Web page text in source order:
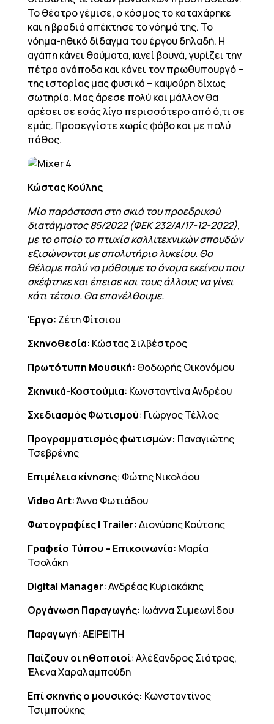
Το θέατρο γέμισε, ο κόσμος το καταχάρηκε
και η βραδιά απέκτησε το νόημά της. Το
νόημα-ηθικό δίδαγμα του έργου δηλαδή. Η
αγάπη κάνει θαύματα, κινεί βουνά, γυρίζει την
πέτρα ανάποδα και κάνει τον πρωθυπουργό –
της ιστορίας μας φυσικά – καψούρη δίχως
σωτηρία. Μας άρεσε πολύ και μάλλον θα
αρέσει σε εσάς λίγο περισσότερο από ό,τι σε
εμάς. Προσεγγίστε χωρίς φόβο και με πολύ
πάθος.
Κώστας Κούλης
Μία παράσταση στη σκιά του προεδρικού
διατάγματος 85/2022 (ΦΕΚ 232/Α/17-12-2022),
με το οποίο τα πτυχία καλλιτεχνικών σπουδών
εξισώνονται με απολυτήριο λυκείου. Θα
θέλαμε πολύ να μάθουμε το όνομα εκείνου που
σκέφτηκε και έπεισε και τους άλλους να γίνει
κάτι τέτοιο. Θα επανέλθουμε.
Έργο: Ζέτη Φίτσιου
Σκηνοθεσία: Κώστας Σιλβέστρος
Πρωτότυπη Μουσική: Θοδωρής Οικονόμου
Σκηνικά-Κοστούμια: Κωνσταντίνα Ανδρέου
Σχεδιασμός Φωτισμού: Γιώργος Τέλλος
Προγραμματισμός φωτισμών: Παναγιώτης
Τσεβρένης
Επιμέλεια κίνησης: Φώτης Νικολάου
VideoArt: Άννα Φωτιάδου
Φωτογραφίες | Trailer: Διονύσης Κούτσης
Γραφείο Τύπου – Επικοινωνία: Μαρία
Τσολάκη
Digital Manager: Ανδρέας Κυριακάκης
Οργάνωση Παραγωγής: Ιωάννα Συμεωνίδου
Παραγωγή: ΑΕΙΡΕΙΤΗ
Παίζουν οι ηθοποιοί: Αλέξανδρος Σιάτρας,
Έλενα Χαραλαμπούδη
Επί σκηνής ο μουσικός: Κωνσταντίνος
Τσιμπούκης